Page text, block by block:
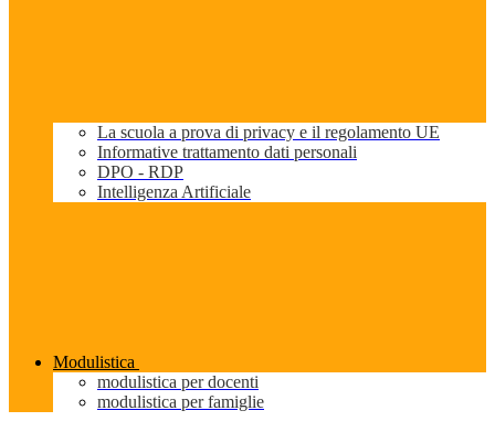
La scuola a prova di privacy e il regolamento UE
Informative trattamento dati personali
DPO - RDP
Intelligenza Artificiale
Modulistica
modulistica per docenti
modulistica per famiglie